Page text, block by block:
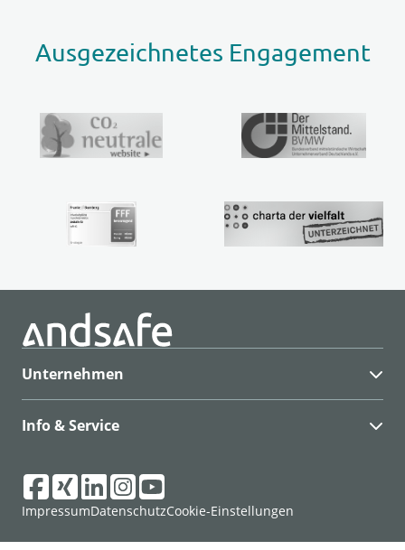
Ausgezeichnetes Engagement
Unternehmen
Info & Service
ImpressumDatenschutzCookie-Einstellungen